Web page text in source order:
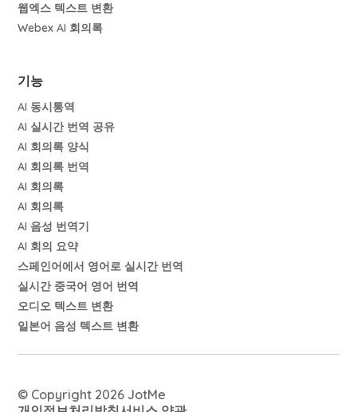
웹엑스 텍스트 변환
Webex AI 회의록
기능
AI 동시통역
AI 실시간 번역 공유
AI 회의록 양식
AI 회의록 번역
AI 회의록
AI 회의록
AI 음성 번역기
AI 회의 요약
스페인어에서 영어로 실시간 번역
실시간 중국어 영어 번역
오디오 텍스트 변환
일본어 음성 텍스트 변환
© Copyright 2026 JotMe